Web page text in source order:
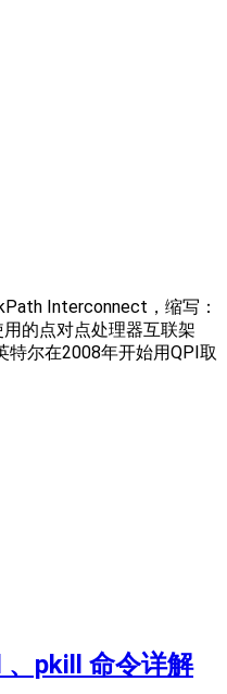
Interconnect ，缩写：
的点对点处理器互联架
特尔在2008年开始用QPI取
pkill 命令详解